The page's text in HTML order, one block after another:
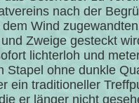
nach der
Wind
Zweige gesteckt
lichterloh und
Stapel ohne dunkle
ein traditioneller
er länger nicht